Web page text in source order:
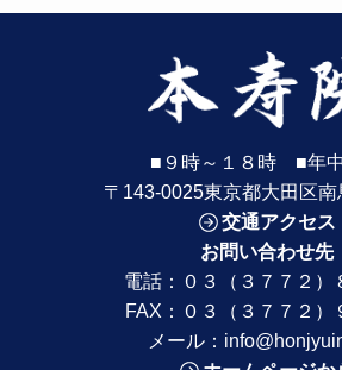
■９時～１８時 ■年
〒143-0025東京都大田区南
交通アクセス
お問い合わせ先
電話： ０３（３７７２）
FAX：０３（３７７２）
メール：